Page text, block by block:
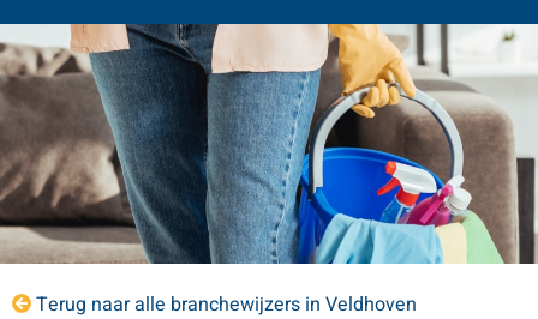
Terug naar alle branchewijzers in Veldhoven